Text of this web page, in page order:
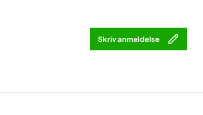
Skriv anmeldelse